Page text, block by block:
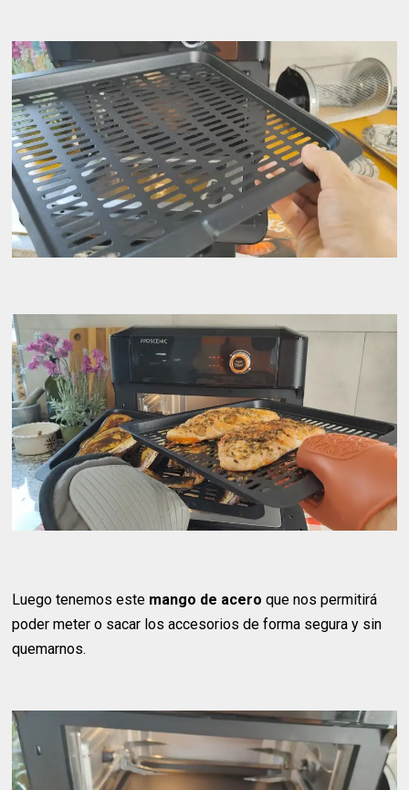
Luego tenemos este mango de acero que nos permitirá
poder meter o sacar los accesorios de forma segura y sin
quemarnos.